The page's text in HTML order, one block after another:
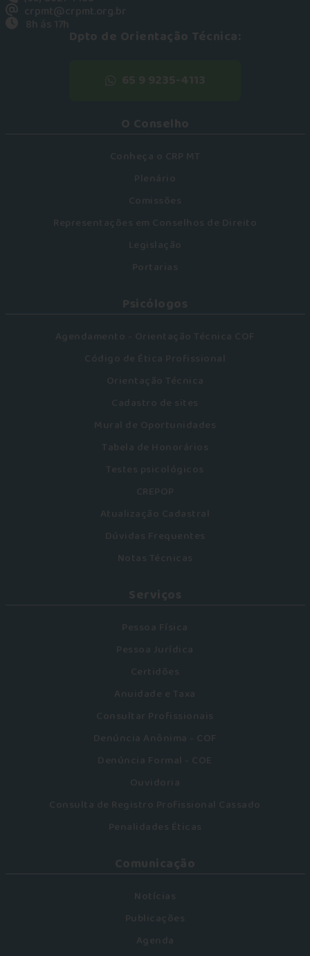
crpmt@crpmt.org.br
8h ás 17h
Dpto de Orientação Técnica:
O Conselho
Conheça o CRP MT
Plenário
Comissões
Representações em Conselhos de Direito
Legislação
Portarias
Psicólogos
Agendamento - Orientação Técnica COF
Código de Ética Profissional
Orientação Técnica
Cadastro de sites
Mural de Oportunidades
Tabela de Honorários
Testes psicológicos
CREPOP
Atualização Cadastral
Dúvidas Frequentes
Notas Técnicas
Serviços
Pessoa Física
Pessoa Jurídica
Certidões
Anuidade e Taxa
Consultar Profissionais
Denúncia Anônima - COF
Denúncia Formal - COE
Ouvidoria
Consulta de Registro Profissional Cassado
Penalidades Éticas
Comunicação
Notícias
Publicações
Agenda